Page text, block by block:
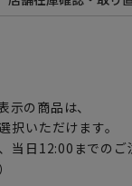
示の商品は、
択いただけます。
当日12:00までの